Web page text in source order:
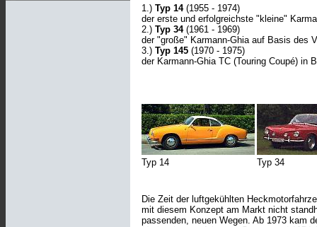
1.) Typ 14(1955 - 1974)
der erste und erfolgreichste "kleine"
2.) Typ 34(1961 - 1969)
der "große" Karmann-Ghia auf Basis des
3.) Typ 145 (1970 - 1975)
der Karmann-Ghia TC (Touring Coupé) in
Typ 14 Typ 34
Die Zeit der luftgekühlten
mit diesem Konzept am Markt nicht
passenden, neuen Wegen. Ab 1973 kam